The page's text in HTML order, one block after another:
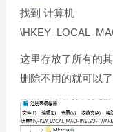
找到 计算机
这里存放了所有的
删除不用的就可以了